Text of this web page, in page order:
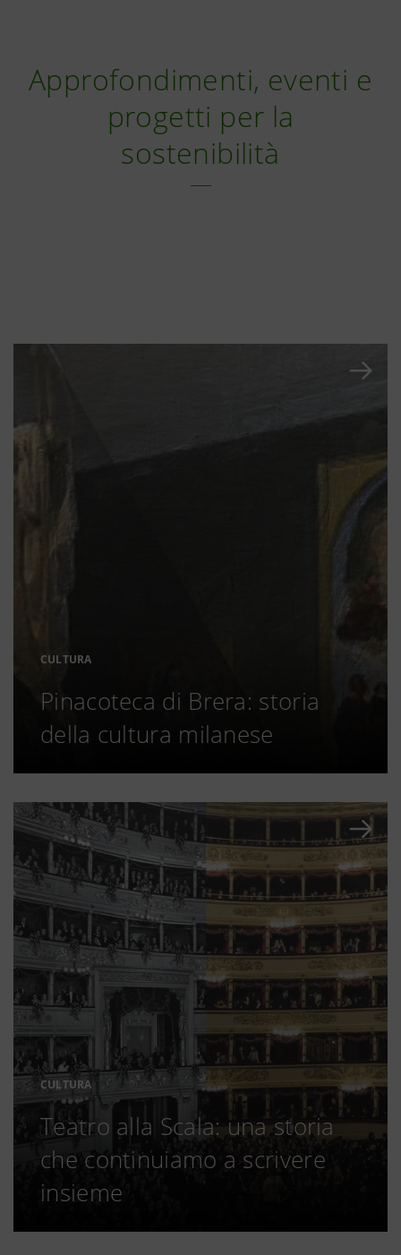
Approfondimenti, eventi e
progetti per la
sostenibilità
CULTURA
Pinacoteca di Brera: storia
della cultura milanese
CULTURA
Teatro alla Scala: una storia
che continuiamo a scrivere
insieme